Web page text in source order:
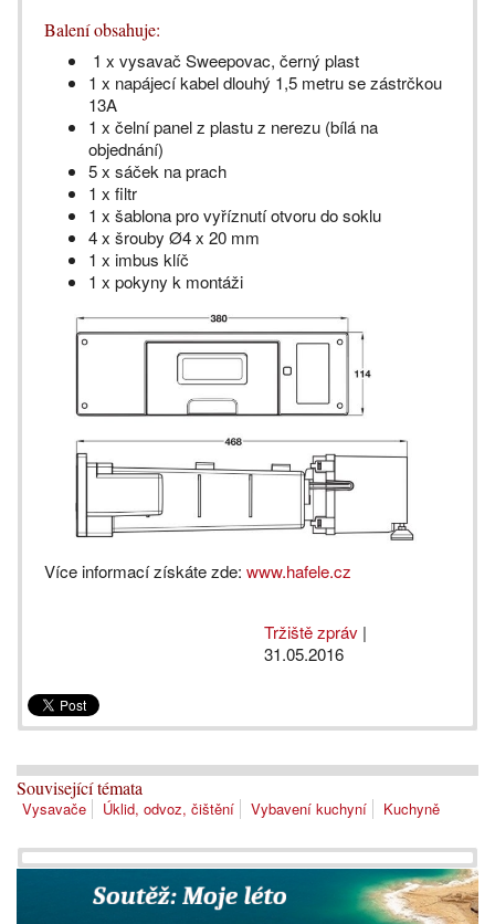
Balení obsahuje:
1 x vysavač Sweepovac, černý plast
1 x napájecí kabel dlouhý 1,5 metru se zástrčkou
13A
1 x čelní panel z plastu z nerezu (bílá na
objednání)
5 x sáček na prach
1 x filtr
1 x šablona pro vyříznutí otvoru do soklu
4 x šrouby Ø4 x 20 mm
1 x imbus klíč
1 x pokyny k montáži
Více informací získáte zde: www.hafele.cz
Tržiště zpráv |
31.05.2016
Související témata
Vysavače Úklid, odvoz, čištění Vybavení kuchyní Kuchyně